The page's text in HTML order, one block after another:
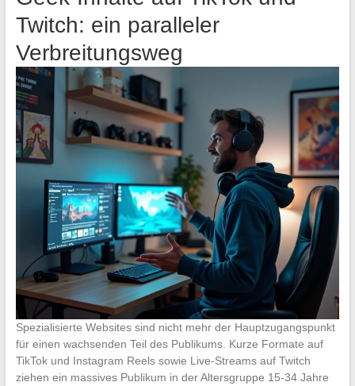
Twitch: ein paralleler
Verbreitungsweg
Spezialisierte Websites sind nicht mehr der Hauptzugangspunkt
für einen wachsenden Teil des Publikums. Kurze Formate auf
TikTok und Instagram Reels sowie Live-Streams auf Twitch
ziehen ein massives Publikum in der Altersgruppe 15-34 Jahre